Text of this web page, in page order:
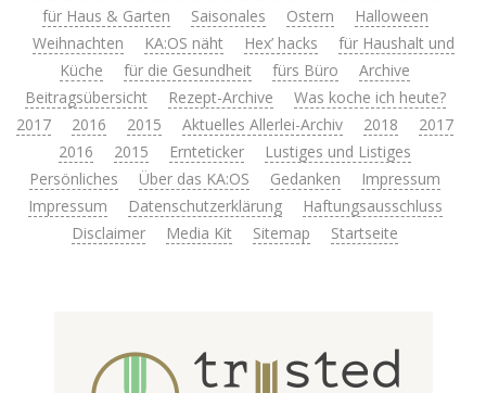
für Haus & Garten
Saisonales Ostern
Halloween
Weihnachten
KA:OS näht Hex’ hacks
für Haushalt und
Küche
für die Gesundheit fürs Büro
Archive
Beitragsübersicht
Rezept-Archive
Was koche ich heute?
2017
2016 2015 Aktuelles Allerlei-Archiv 2018
2017
2016
2015 Ernteticker
Lustiges und Listiges
Persönliches
Über das KA:OS Gedanken
Impressum
Impressum
Datenschutzerklärung
Haftungsausschluss
Disclaimer
Media Kit Sitemap Startseite